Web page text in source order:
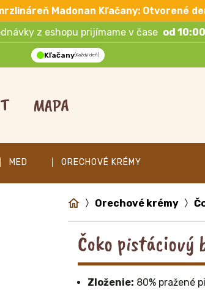
Madonan Kľačany: Otvorené
z eshopu prijímame v čase od
Kľačany(Každý deň)
MAPA
MED ORECHOVÉ KRÉMY
Orechové krémy
Čoko pistáciový
Zloženie: 80% pražené